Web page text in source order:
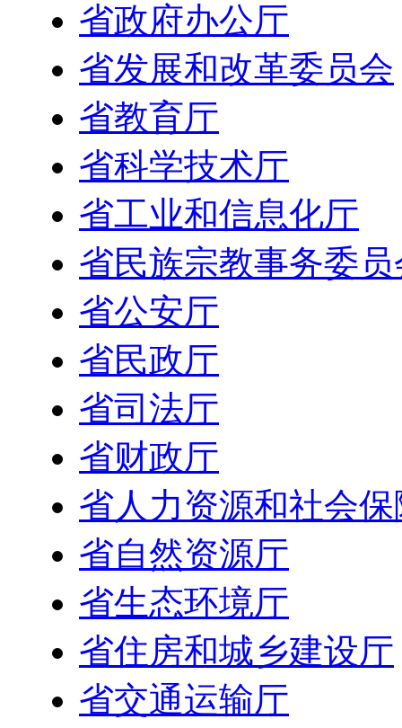
省政府办公厅
省发展和改革委员会
省教育厅
省科学技术厅
省工业和信息化厅
省民族宗教事务委员
省公安厅
省民政厅
省司法厅
省财政厅
省人力资源和社会
省自然资源厅
省生态环境厅
省住房和城乡建设厅
省交通运输厅